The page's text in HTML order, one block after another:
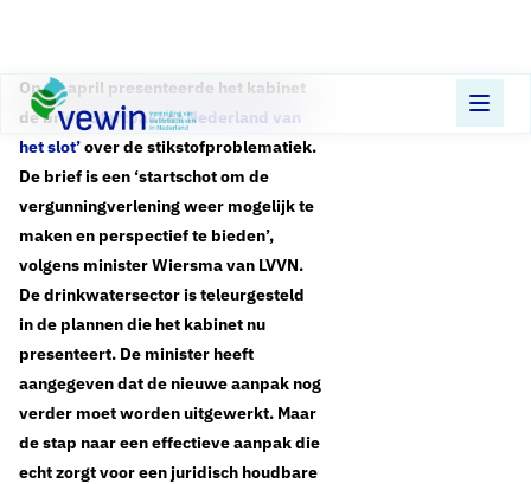
Direct naar content
Terug naar de startpagina
Op 25 april presenteerde het kabinet
de brief‘Startpakket Nederland van
het slot’over de stikstofproblematiek.
De brief is een ‘startschot om de
vergunningverlening weer mogelijk te
maken en perspectief te bieden’,
volgens minister Wiersma van LVVN.
De drinkwatersector is teleurgesteld
in de plannen die het kabinet nu
presenteert. De minister heeft
aangegeven dat de nieuwe aanpak nog
verder moet worden uitgewerkt. Maar
de stap naar een effectieve aanpak die
echt zorgt voor een juridisch houdbare